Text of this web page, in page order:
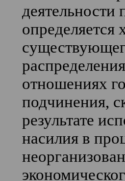
деятельности
определяется
отношениях
подчинения,
результате
насилия в